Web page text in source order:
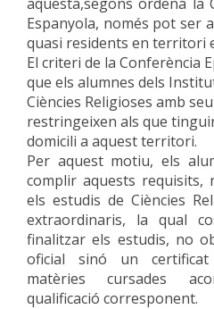
Espanyola, només pot ser
quasi residents en territori
El criteri de la Conferència
que els alumnes dels
Ciències Religioses amb
restringeixen als que
domicili a aquest territori.
Per aquest motiu, els
complir aquests requisits,
els estudis de Ciències
extraordinaris, la qual
finalitzar els estudis, no
oficial sinó un
matèries cursades
qualificació corresponent.